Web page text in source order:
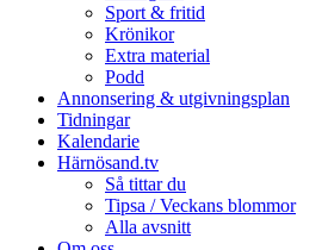
Sport & fritid
Krönikor
Extra material
Podd
Annonsering & utgivningsplan
Tidningar
Kalendarie
Härnösand.tv
Så tittar du
Tipsa / Veckans blommor
Alla avsnitt